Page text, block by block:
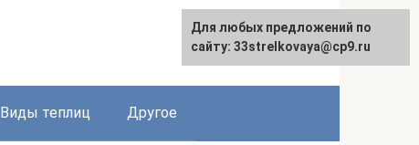
Виды теплиц Другое
Для любых предложений по
сайту: 33strelkovaya@cp9.ru